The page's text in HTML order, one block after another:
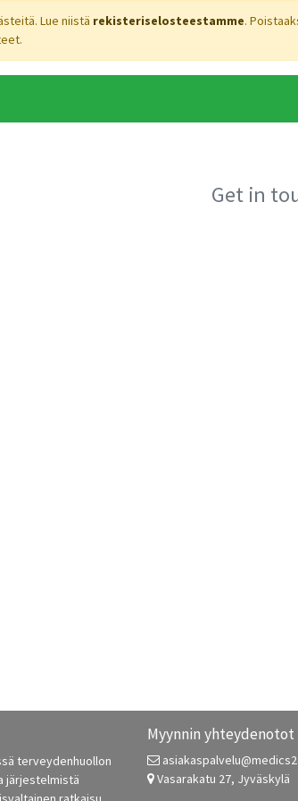
Lue niistä rekisteriselosteestamme.
Get in
terveydenhuollon
järjestelmistä
Myynnin yhteydenotot
Vasarakatu 27, Jyväskylä